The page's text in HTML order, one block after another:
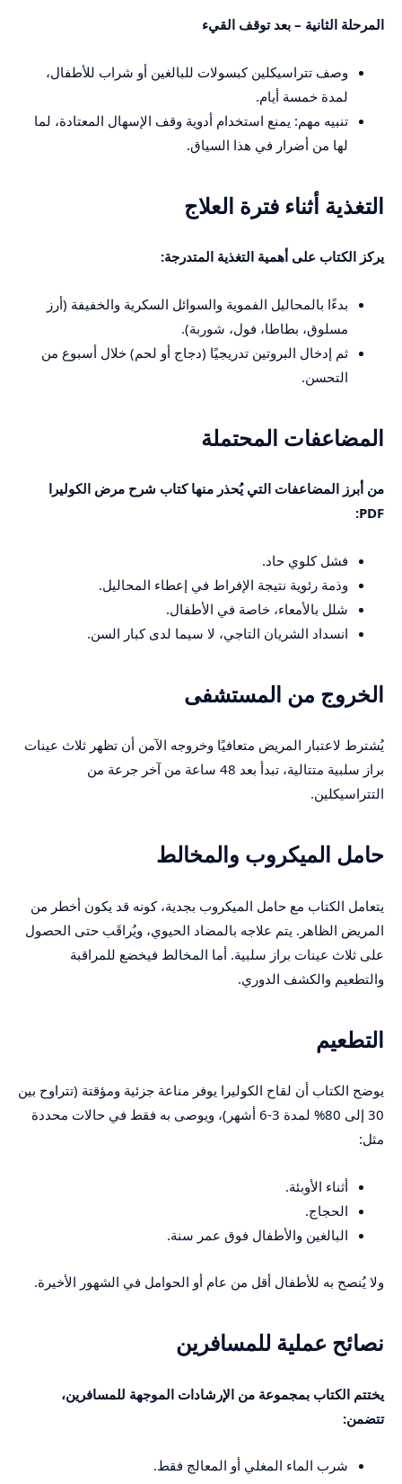
المرحلة الثانية – بعد توقف القيء
وصف تتراسيكلين كبسولات للبالغين أو شراب للأطفال،
لمدة خمسة أيام.
تنبيه مهم: يمنع استخدام أدوية وقف الإسهال المعتادة، لما
لها من أضرار في هذا السياق.
التغذية أثناء فترة العلاج
يركز الكتاب على أهمية التغذية المتدرجة:
بدءًا بالمحاليل الفموية والسوائل السكرية والخفيفة (أرز
مسلوق، بطاطا، فول، شوربة).
ثم إدخال البروتين تدريجيًا (دجاج أو لحم) خلال أسبوع من
التحسن.
المضاعفات المحتملة
من أبرز المضاعفات التي يُحذر منها كتاب شرح مرض الكوليرا
PDF:
فشل كلوي حاد.
وذمة رئوية نتيجة الإفراط في إعطاء المحاليل.
شلل بالأمعاء، خاصة في الأطفال.
انسداد الشريان التاجي، لا سيما لدى كبار السن.
الخروج من المستشفى
يُشترط لاعتبار المريض متعافيًا وخروجه الآمن أن تظهر ثلاث عينات
براز سلبية متتالية، تبدأ بعد 48 ساعة من آخر جرعة من
التتراسيكلين.
حامل الميكروب والمخالط
يتعامل الكتاب مع حامل الميكروب بجدية، كونه قد يكون أخطر من
المريض الظاهر. يتم علاجه بالمضاد الحيوي، ويُراقَب حتى الحصول
على ثلاث عينات براز سلبية. أما المخالط فيخضع للمراقبة
والتطعيم والكشف الدوري.
التطعيم
يوضح الكتاب أن لقاح الكوليرا يوفر مناعة جزئية ومؤقتة (تتراوح بين
30 إلى 80% لمدة 3-6 أشهر)، ويوصى به فقط في حالات محددة
مثل:
أثناء الأوبئة.
الحجاج.
البالغين والأطفال فوق عمر سنة.
ولا يُنصح به للأطفال أقل من عام أو الحوامل في الشهور الأخيرة.
نصائح عملية للمسافرين
يختتم الكتاب بمجموعة من الإرشادات الموجهة للمسافرين،
تتضمن:
شرب الماء المغلي أو المعالج فقط.